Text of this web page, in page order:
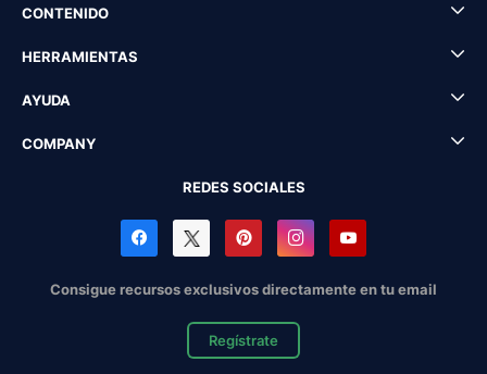
CONTENIDO
HERRAMIENTAS
AYUDA
COMPANY
REDES SOCIALES
Consigue recursos exclusivos directamente en tu email
Regístrate